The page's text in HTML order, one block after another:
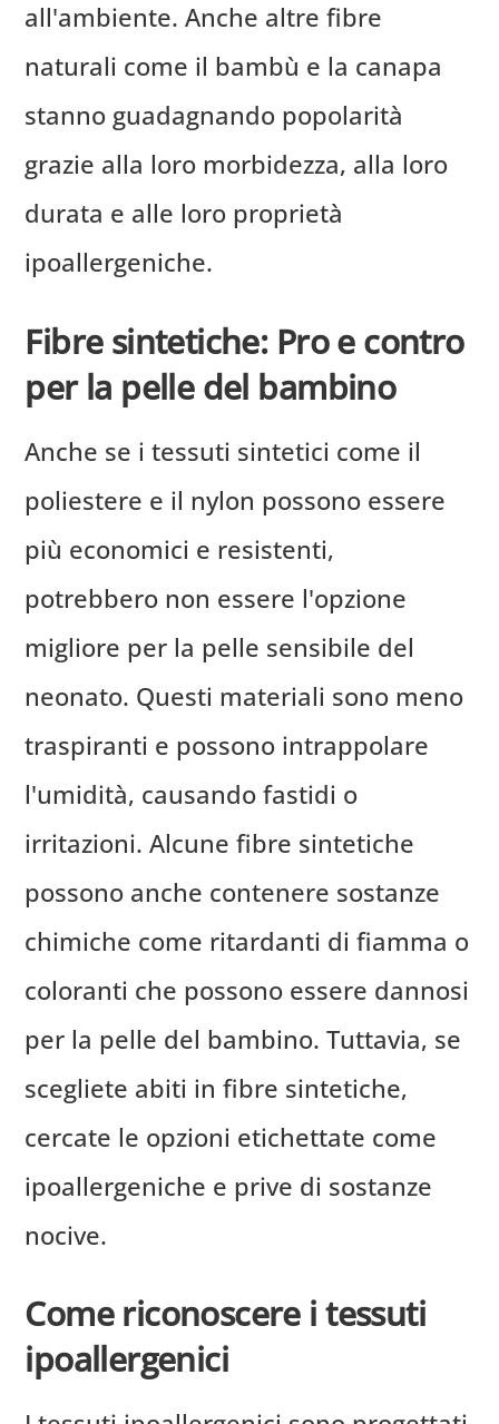
all'ambiente. Anche altre fibre
naturali come il bambù e la canapa
stanno guadagnando popolarità
grazie alla loro morbidezza, alla loro
durata e alle loro proprietà
ipoallergeniche.
Fibre sintetiche: Pro e contro
per la pelle del bambino
Anche se i tessuti sintetici come il
poliestere e il nylon possono essere
più economici e resistenti,
potrebbero non essere l'opzione
migliore per la pelle sensibile del
neonato. Questi materiali sono meno
traspiranti e possono intrappolare
l'umidità, causando fastidi o
irritazioni. Alcune fibre sintetiche
possono anche contenere sostanze
chimiche come ritardanti di fiamma o
coloranti che possono essere dannosi
per la pelle del bambino. Tuttavia, se
scegliete abiti in fibre sintetiche,
cercate le opzioni etichettate come
ipoallergeniche e prive di sostanze
nocive.
Come riconoscere i tessuti
ipoallergenici